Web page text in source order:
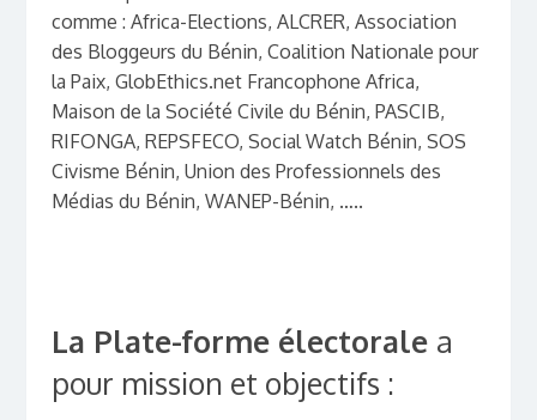
comme : Africa-Elections, ALCRER, Association
des Bloggeurs du Bénin, Coalition Nationale pour
la Paix, GlobEthics.net Francophone Africa,
Maison de la Société Civile du Bénin, PASCIB,
RIFONGA, REPSFECO, Social Watch Bénin, SOS
Civisme Bénin, Union des Professionnels des
Médias du Bénin, WANEP-Bénin, …..
La Plate-forme électorale a
pour mission et objectifs :